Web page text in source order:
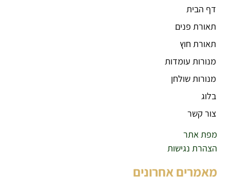
דף הבית
תאורת פנים
תאורת חוץ
מנורות עומדות
מנורות שולחן
בלוג
צור קשר
מפת אתר
הצהרת נגישות
מאמרים אחרונים